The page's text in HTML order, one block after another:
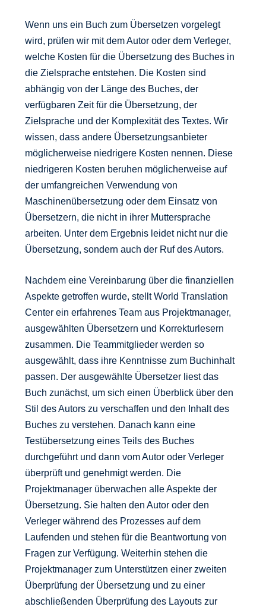
Wenn uns ein Buch zum Übersetzen vorgelegt
wird, prüfen wir mit dem Autor oder dem Verleger,
welche Kosten für die Übersetzung des Buches in
die Zielsprache entstehen. Die Kosten sind
abhängig von der Länge des Buches, der
verfügbaren Zeit für die Übersetzung, der
Zielsprache und der Komplexität des Textes. Wir
wissen, dass andere Übersetzungsanbieter
möglicherweise niedrigere Kosten nennen. Diese
niedrigeren Kosten beruhen möglicherweise auf
der umfangreichen Verwendung von
Maschinenübersetzung oder dem Einsatz von
Übersetzern, die nicht in ihrer Muttersprache
arbeiten. Unter dem Ergebnis leidet nicht nur die
Übersetzung, sondern auch der Ruf des Autors.
Nachdem eine Vereinbarung über die finanziellen
Aspekte getroffen wurde, stellt World Translation
Center ein erfahrenes Team aus Projektmanager,
ausgewählten Übersetzern und Korrekturlesern
zusammen. Die Teammitglieder werden so
ausgewählt, dass ihre Kenntnisse zum Buchinhalt
passen. Der ausgewählte Übersetzer liest das
Buch zunächst, um sich einen Überblick über den
Stil des Autors zu verschaffen und den Inhalt des
Buches zu verstehen. Danach kann eine
Testübersetzung eines Teils des Buches
durchgeführt und dann vom Autor oder Verleger
überprüft und genehmigt werden. Die
Projektmanager überwachen alle Aspekte der
Übersetzung. Sie halten den Autor oder den
Verleger während des Prozesses auf dem
Laufenden und stehen für die Beantwortung von
Fragen zur Verfügung. Weiterhin stehen die
Projektmanager zum Unterstützen einer zweiten
Überprüfung der Übersetzung und zu einer
abschließenden Überprüfung des Layouts zur